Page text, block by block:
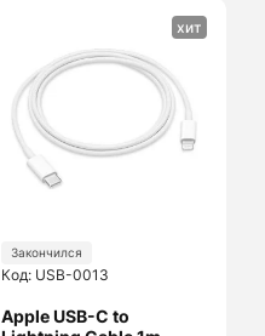
хит
Закончился
Код: USB-0013
Apple USB-C to